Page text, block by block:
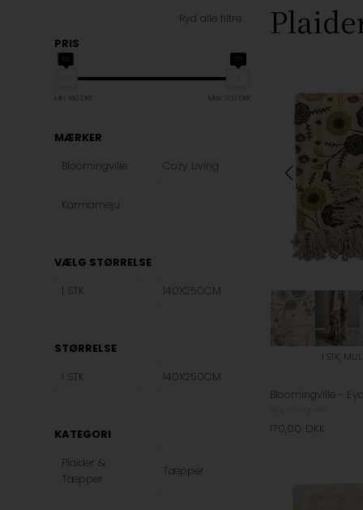
Ryd alle filtre
PRIS
700
Min: 160 DKK Max: 700 DKK
MÆRKER
Bloomingville
Cozy Living
Karmameju
VÆLG STØRRELSE
1 STK
140X250CM
STØRRELSE
1 STK
140X250CM
KATEGORI
Plaider &
Tæpper
Tæpper
1 STK,
170,00 DKK